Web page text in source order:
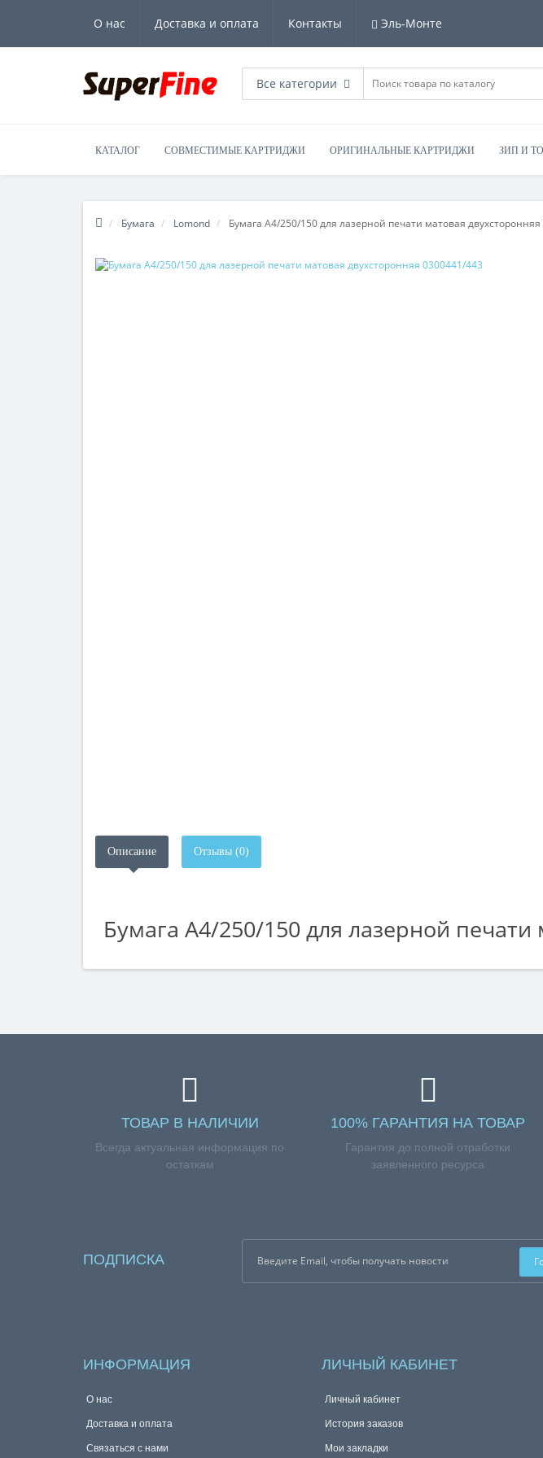
О нас Доставка и оплата Контакты Эль-Монте
Все категории
КАТАЛОГ СОВМЕСТИМЫЕ КАРТРИДЖИ ОРИГИНАЛЬНЫЕ КАРТРИДЖИ ЗИП И
Бумага Lomond Бумага А4/250/150 для лазерной печати матовая
Описание Отзывы (0)
Бумага А4/250/150 для лазерной
ТОВАР В НАЛИЧИИ
Всегда актуальная информация по
остаткам
100% ГАРАНТИЯ НА ТОВАР
Гарантия до полной отработки
заявленного ресурса
ПОДПИСКА
ИНФОРМАЦИЯ
О нас
Доставка и оплата
Связаться с нами
ЛИЧНЫЙ КАБИНЕТ
Личный кабинет
История заказов
Мои закладки